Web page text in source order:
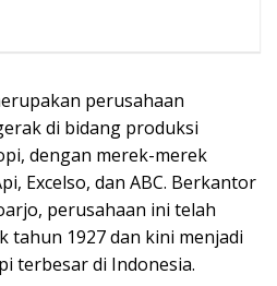
perusahaan
di bidang produksi
dengan merek-merek
Excelso, dan ABC. Berkantor
perusahaan ini telah
tahun 1927 dan kini menjadi
terbesar di Indonesia.